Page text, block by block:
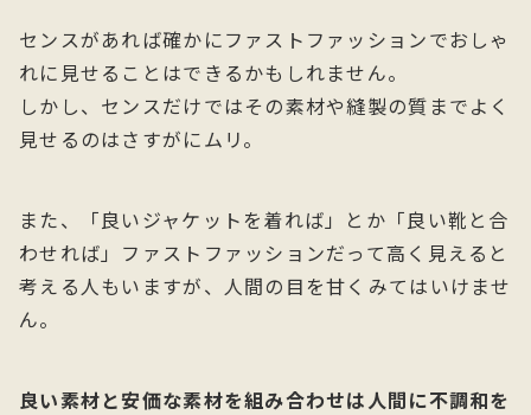
センスがあれば確かにファストファッションでおしゃ
れに見せることはできるかもしれません。
しかし、センスだけではその素材や縫製の質までよく
見せるのはさすがにムリ。
また、「良いジャケットを着れば」とか「良い靴と合
わせれば」ファストファッションだって高く見えると
考える人もいますが、人間の目を甘くみてはいけませ
ん。
良い素材と安価な素材を組み合わせは人間に不調和を